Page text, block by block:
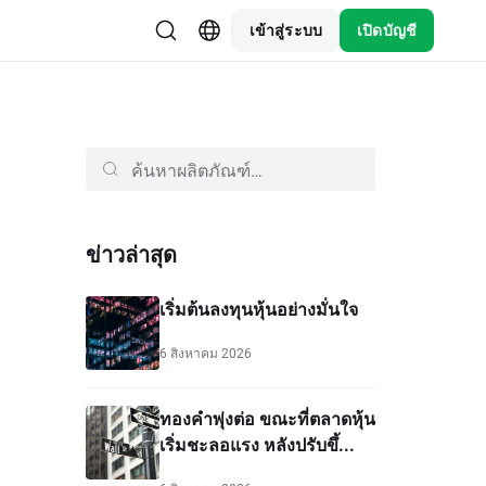
เข้าสู่ระบบ เปิดบัญชี
ข่าวล่าสุด
เริ่มต้นลงทุนหุ้นอย่างมั่นใจ
6 สิงหาคม 2026
ทองคำพุ่งต่อ ขณะที่ตลาดหุ้น
เริ่มชะลอแรง หลังปรับขึ้...